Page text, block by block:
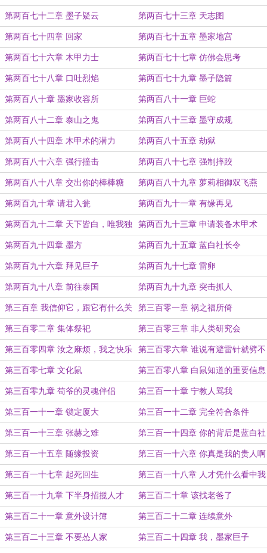
第两百七十二章 墨子疑云 第两百七十三章 天志图
第两百七十四章 回家 第两百七十五章 墨家地宫
第两百七十六章 木甲力士 第两百七十七章 仿佛会思考
第两百七十八章 口吐烈焰 第两百七十九章 墨子隐篇
第两百八十章 墨家收容所 第两百八十一章 巨蛇
第两百八十二章 泰山之鬼 第两百八十三章 墨守成规
第两百八十四章 木甲术的潜力 第两百八十五章 劫狱
第两百八十六章 强行撞击 第两百八十七章 强制摔跤
第两百八十八章 交出你的棒棒糖 第两百八十九章 萝莉相御双飞燕
第两百九十章 请君入瓮 第两百九十一章 有缘再见
第两百九十二章 天下皆白，唯我独
黑
第两百九十三章 申请装备木甲术
第两百九十四章 墨方 第两百九十五章 蓝白社长令
第两百九十六章 拜见巨子 第两百九十七章 雷卵
第两百九十八章 前往泰国 第两百九十九章 突击抓人
第三百章 我信仰它，跟它有什么关
系？
第三百零一章 祸之福所倚
第三百零二章 集体祭祀 第三百零三章 非人类研究会
第三百零四章 汝之麻烦，我之快乐 第三百零六章 谁说有避雷针就劈不
死你
第三百零七章 文化鼠 第三百零八章 白鼠知道的重要信息
第三百零九章 苟爷的灵魂伴侣 第三百一十章 宁教人骂我
第三百一十一章 锁定厦大 第三百一十二章 完全符合条件
第三百一十三章 张赫之难 第三百一十四章 你的背后是蓝白社
第三百一十五章 随缘投资 第三百一十六章 你真是我的贵人啊
第三百一十七章 起死回生 第三百一十八章 人才凭什么看中我
们？
第三百一十九章 下半身招揽人才 第三百二十章 该找老爸了
第三百二十一章 意外设计簿 第三百二十二章 连续意外
第三百二十三章 不要怂人家 第三百二十四章 我，墨家巨子